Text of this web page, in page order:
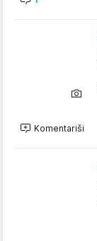
Komentariši